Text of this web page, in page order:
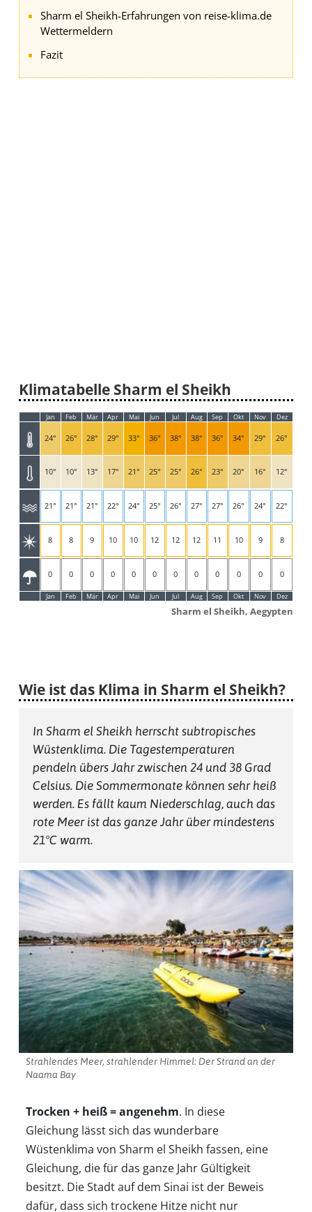
Sharm el Sheikh-Erfahrungen von reise-klima.de
Wettermeldern
Fazit
Klimatabelle Sharm el Sheikh
Jan Feb Mär Apr Mai Jun Jul Aug Sep Okt Nov Dez
24° 26° 28° 29° 33° 36° 38° 38° 36° 34° 29° 26°
10° 10° 13° 17° 21° 25° 25° 26° 23° 20° 16° 12°
21° 21° 21° 22° 24° 25° 26° 27° 27° 26° 24° 22°
8 8 9 10 10 12 12 12 11 10 9 8
0 0 0 0 0 0 0 0 0 0 0 0
Jan Feb Mär Apr Mai Jun Jul Aug Sep Okt Nov Dez
Sharm el Sheikh, Aegypten
Wie ist das Klima in Sharm el Sheikh?
In Sharm el Sheikh herrscht subtropisches
Wüstenklima. Die Tagestemperaturen
pendeln übers Jahr zwischen 24 und 38 Grad
Celsius. Die Sommermonate können sehr heiß
werden. Es fällt kaum Niederschlag, auch das
rote Meer ist das ganze Jahr über mindestens
21°C warm.
Strahlendes Meer, strahlender Himmel: Der Strand an der
Naama Bay
Trocken + heiß = angenehm. In diese
Gleichung lässt sich das wunderbare
Wüstenklima von Sharm el Sheikh fassen, eine
Gleichung, die für das ganze Jahr Gültigkeit
besitzt. Die Stadt auf dem Sinai ist der Beweis
dafür, dass sich trockene Hitze nicht nur